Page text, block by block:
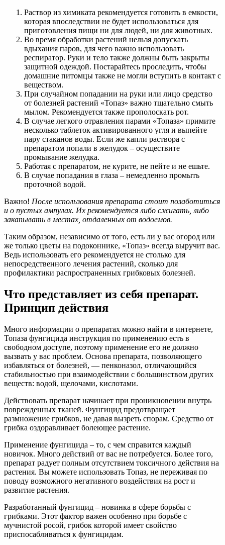
Раствор из химиката рекомендуется готовить в емкости,
которая впоследствии не будет использоваться для
приготовления пищи ни для людей, ни для животных.
Во время обработки растений нельзя допускать
вдыхания паров, для чего важно использовать
респиратор. Руки и тело также должны быть закрыты
защитной одеждой. Постарайтесь проследить, чтобы
домашние питомцы также не могли вступить в контакт с
веществом.
При случайном попадании на руки или лицо средство
от болезней растений «Топаз» важно тщательно смыть
мылом. Рекомендуется также прополоскать рот.
В случае легкого отравления парами «Топаза» примите
несколько таблеток активированного угля и выпейте
пару стаканов воды. Если же капли раствора с
препаратом попали в желудок – осуществите
промывание желудка.
Работая с препаратом, не курите, не пейте и не ешьте.
В случае попадания в глаза – немедленно промыть
проточной водой.
Важно! После использования препарата стоит позаботиться
и о пустых ампулах. Их рекомендуется либо сжигать, либо
закапывать в местах, отдаленных от водоемов.
Таким образом, независимо от того, есть ли у вас огород или
же только цветы на подоконнике, «Топаз» всегда выручит вас.
Ведь использовать его рекомендуется не столько для
непосредственного лечения растений, сколько для
профилактики распространенных грибковых болезней.
Что представляет из себя препарат.
Принцип действия
Много информации о препаратах можно найти в интернете,
Топаза фунгицида инструкция по применению есть в
свободном доступе, поэтому применение его не должно
вызвать у вас проблем. Основа препарата, позволяющего
избавляться от болезней, — пенконазол, отличающийся
стабильностью при взаимодействии с большинством других
веществ: водой, щелочами, кислотами.
Действовать препарат начинает при проникновении внутрь
поврежденных тканей. Фунгицид предотвращает
размножение грибков, не давая вызреть спорам. Средство от
грибка оздоравливает болеющее растение.
Применение фунгицида – то, с чем справится каждый
новичок. Много действий от вас не потребуется. Более того,
препарат радует полным отсутствием токсичного действия на
растения. Вы можете использовать Топаз, не переживая по
поводу возможного негативного воздействия на рост и
развитие растения.
Разработанный фунгицид – новинка в сфере борьбы с
грибками. Этот фактор важен особенно при борьбе с
мучнистой росой, грибок которой имеет свойство
приспосабливаться к фунгицидам.